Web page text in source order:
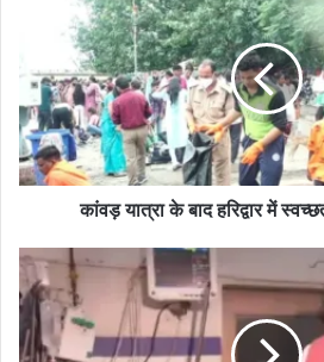
कांवड़ यात्रा के बाद हरिद्वार में